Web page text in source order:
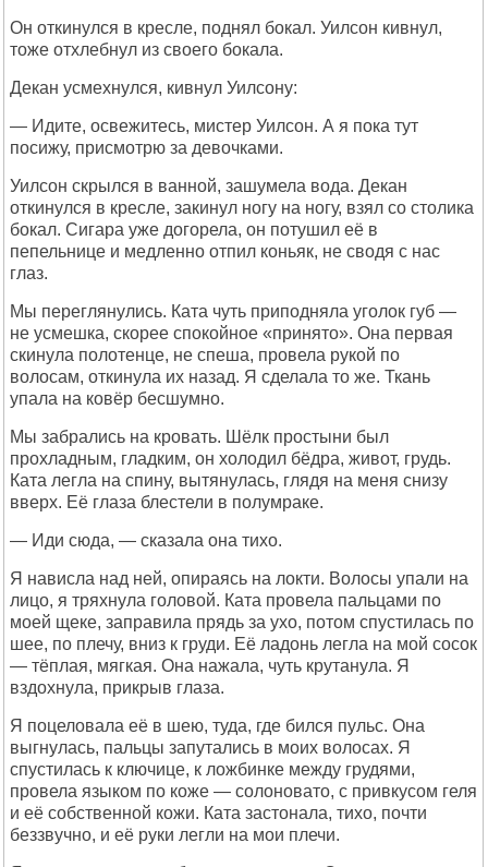
Он откинулся в кресле, поднял бокал. Уилсон кивнул,
тоже отхлебнул из своего бокала.
Декан усмехнулся, кивнул Уилсону:
— Идите, освежитесь, мистер Уилсон. А я пока тут
посижу, присмотрю за девочками.
Уилсон скрылся в ванной, зашумела вода. Декан
откинулся в кресле, закинул ногу на ногу, взял со столика
бокал. Сигара уже догорела, он потушил её в
пепельнице и медленно отпил коньяк, не сводя с нас
глаз.
Мы переглянулись. Ката чуть приподняла уголок губ —
не усмешка, скорее спокойное «принято». Она первая
скинула полотенце, не спеша, провела рукой по
волосам, откинула их назад. Я сделала то же. Ткань
упала на ковёр бесшумно.
Мы забрались на кровать. Шёлк простыни был
прохладным, гладким, он холодил бёдра, живот, грудь.
Ката легла на спину, вытянулась, глядя на меня снизу
вверх. Её глаза блестели в полумраке.
— Иди сюда, — сказала она тихо.
Я нависла над ней, опираясь на локти. Волосы упали на
лицо, я тряхнула головой. Ката провела пальцами по
моей щеке, заправила прядь за ухо, потом спустилась по
шее, по плечу, вниз к груди. Её ладонь легла на мой сосок
— тёплая, мягкая. Она нажала, чуть крутанула. Я
вздохнула, прикрыв глаза.
Я поцеловала её в шею, туда, где бился пульс. Она
выгнулась, пальцы запутались в моих волосах. Я
спустилась к ключице, к ложбинке между грудями,
провела языком по коже — солоновато, с привкусом геля
и её собственной кожи. Ката застонала, тихо, почти
беззвучно, и её руки легли на мои плечи.